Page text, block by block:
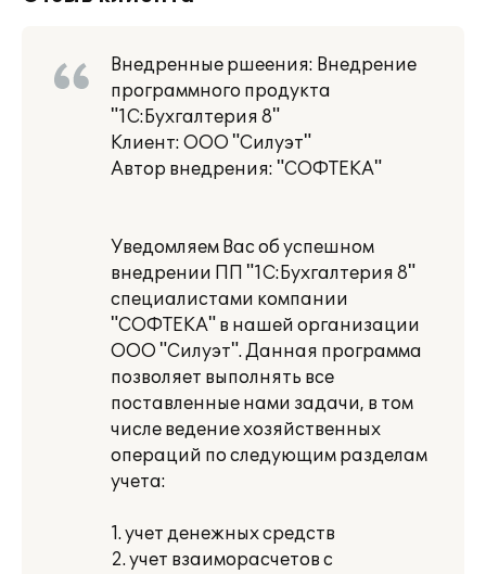
Внедренные ршеения: Внедрение
программного продукта
"1С:Бухгалтерия 8"
Клиент: ООО "Силуэт"
Автор внедрения: "СОФТЕКА"
Уведомляем Вас об успешном
внедрении ПП "1С:Бухгалтерия 8"
специалистами компании
"СОФТЕКА" в нашей организации
ООО "Силуэт". Данная программа
позволяет выполнять все
поставленные нами задачи, в том
числе ведение хозяйственных
операций по следующим разделам
учета:
1. учет денежных средств
2. учет взаиморасчетов с